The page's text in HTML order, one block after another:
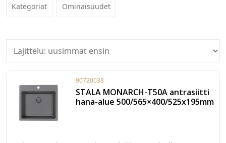
Kategoriat Ominaisuudet
90720038
STALA MONARCH-T50A antrasiitti
hana-alue 500/565×400/525x195mm